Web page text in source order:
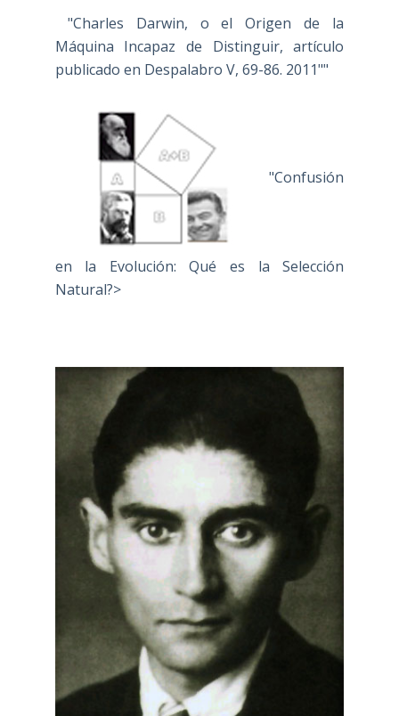
"Charles Darwin, o el Origen de la
Máquina Incapaz de Distinguir, artículo
publicado en Despalabro V, 69-86. 2011""
"Confusión
en la Evolución: Qué es la Selección
Natural?>